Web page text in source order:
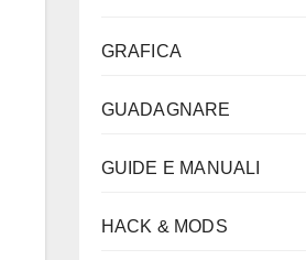
GRAFICA
GUADAGNARE
GUIDE E MANUALI
HACK & MODS